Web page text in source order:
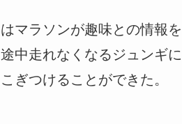
マラソンが趣味との情報
中走れなくなるジュンギ
ぎつけることができた。